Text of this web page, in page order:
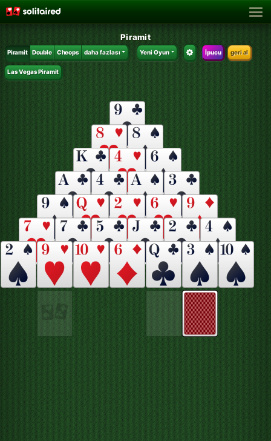
Piramit
Piramit Double Cheops daha fazlası Yeni Oyun İpucu geri al
Las Vegas Piramit